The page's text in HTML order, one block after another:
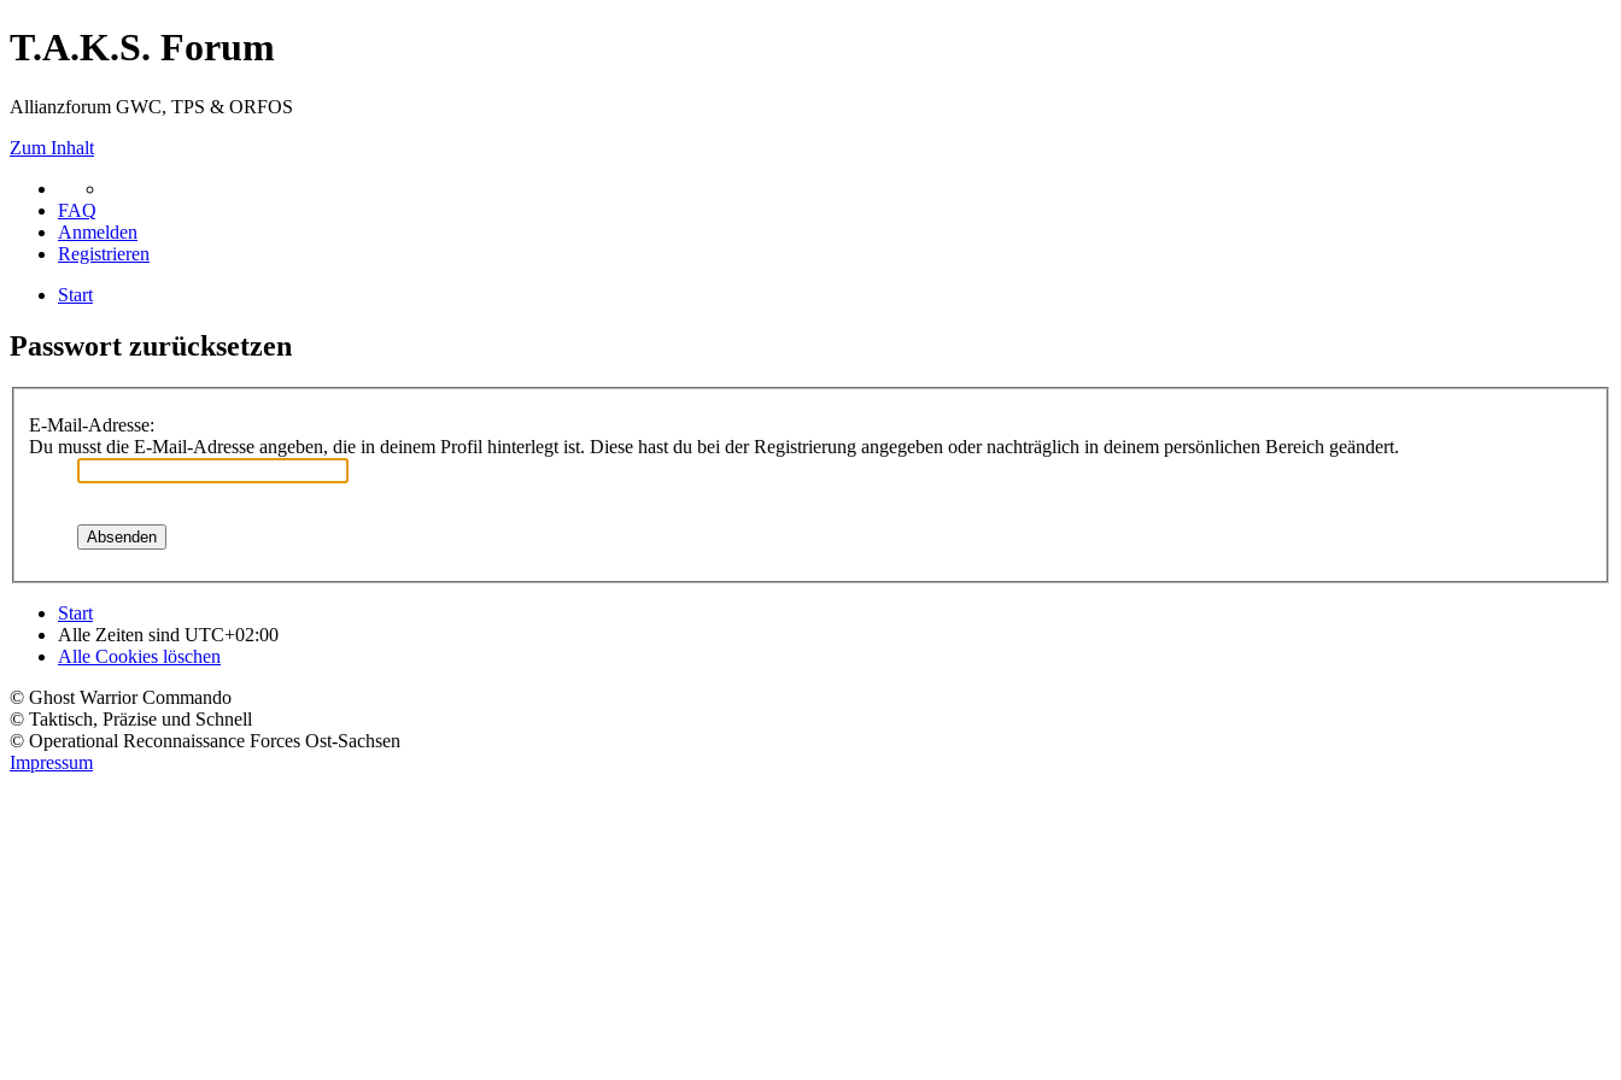
T.A.K.S. Forum
Allianzforum GWC, TPS & ORFOS
Zum Inhalt
FAQ
Anmelden
Registrieren
Start
Passwort zurücksetzen
E-Mail-Adresse:
Du musst die E-Mail-Adresse angeben, die in deinem Profil hinterlegt ist. Diese hast du bei der Registrierung angegeben oder nachträglich in deinem persönlichen Bereich geändert.
Start
Alle Zeiten sind UTC+02:00
Alle Cookies löschen
© Ghost Warrior Commando
© Taktisch, Präzise und Schnell
© Operational Reconnaissance Forces Ost-Sachsen
Impressum